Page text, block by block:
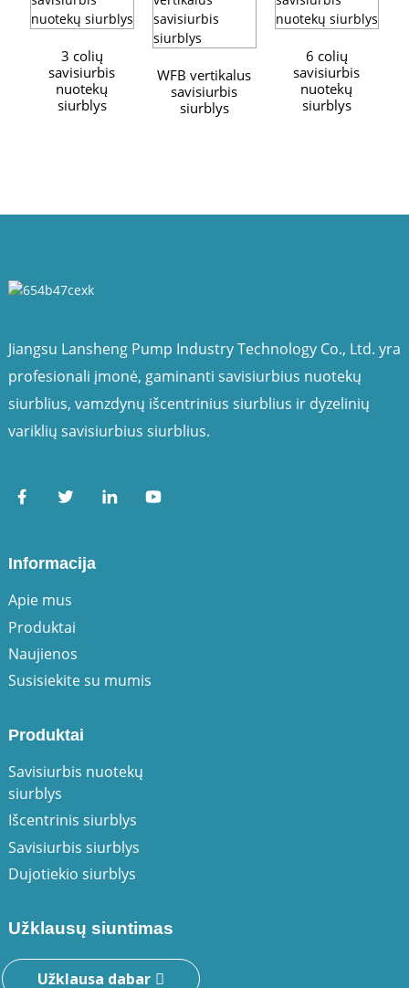
3 colių
savisiurbis
nuotekų
siurblys
WFB vertikalus
savisiurbis
siurblys
6 colių
savisiurbis
nuotekų
siurblys
Jiangsu Lansheng Pump Industry Technology Co., Ltd. yra
profesionali įmonė, gaminanti savisiurbius nuotekų
siurblius, vamzdynų išcentrinius siurblius ir dyzelinių
variklių savisiurbius siurblius.
Informacija
Apie mus
Produktai
Naujienos
Susisiekite su mumis
Produktai
Savisiurbis nuotekų
siurblys
Išcentrinis siurblys
Savisiurbis siurblys
Dujotiekio siurblys
Užklausų siuntimas
Užklausa dabar